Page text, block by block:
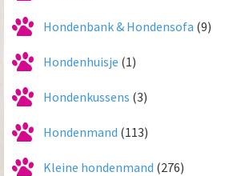
Hondenbank & Hondensofa (9)
Hondenhuisje (1)
Hondenkussens (3)
Hondenmand (113)
Kleine hondenmand (276)